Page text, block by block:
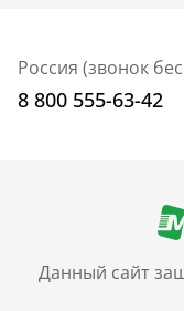
Данный сайт
Россия (звонок
8 800 555-63-42
+7 (499) 705-
Санкт-Петербург
+7 (812) 600-